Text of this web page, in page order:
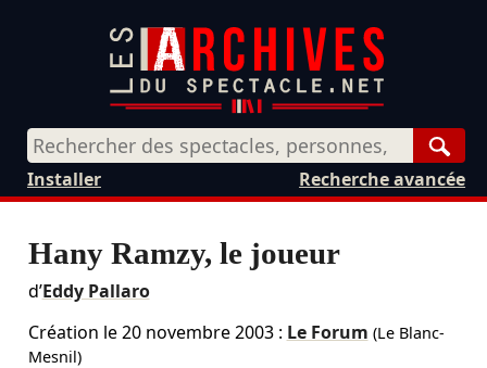
Recherche avancée
Installer
Hany Ramzy, le joueur
d’Eddy Pallaro
Création le20 novembre 2003: Le Forum (Le Blanc-
Mesnil)